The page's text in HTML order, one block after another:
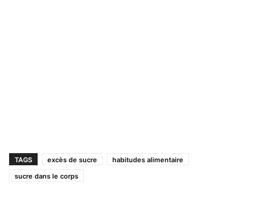
TAGS excès de sucre
habitudes alimentaire
sucre dans le corps